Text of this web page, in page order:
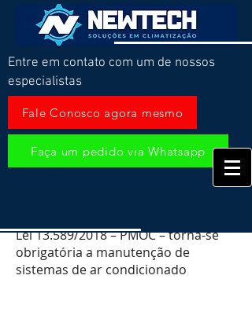
Entre em contato com um de nossos
especialistas
Fale Conosco agora mesmo
Faça um pedido via Whatsapp
Lei 13.589/2018 – PMOC – torna-se
obrigatória a manutenção de
sistemas de ar condicionado